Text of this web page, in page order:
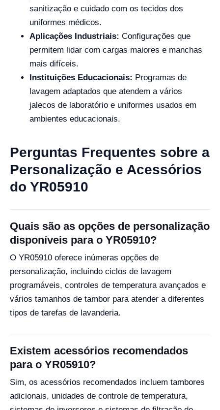
sanitização e cuidado com os tecidos dos
uniformes médicos.
Aplicações Industriais: Configurações que
permitem lidar com cargas maiores e manchas
mais difíceis.
Instituições Educacionais: Programas de
lavagem adaptados que atendem a vários
jalecos de laboratório e uniformes usados em
ambientes educacionais.
Perguntas Frequentes sobre a
Personalização e Acessórios
do YR05910
Quais são as opções de personalização
disponíveis para o YR05910?
O YR05910 oferece inúmeras opções de
personalização, incluindo ciclos de lavagem
programáveis, controles de temperatura avançados e
vários tamanhos de tambor para atender a diferentes
tipos de tarefas de lavanderia.
Existem acessórios recomendados
para o YR05910?
Sim, os acessórios recomendados incluem tambores
adicionais, unidades de controle de temperatura,